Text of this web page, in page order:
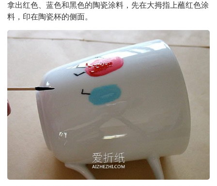
拿出红色、蓝色和黑色的陶瓷涂料，先在大拇指上蘸红色涂
料，印在陶瓷杯的侧面。